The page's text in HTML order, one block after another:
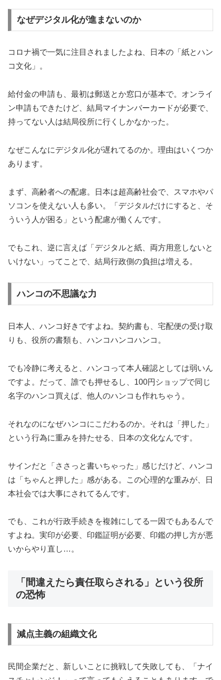
なぜデジタル化が進まないのか
コロナ禍で一気に注目されましたよね、日本の「紙とハン
コ文化」。
給付金の申請も、最初は郵送とか窓口が基本で。オンライ
ン申請もできたけど、結局マイナンバーカードが必要で、
持ってない人は結局役所に行くしかなかった。
なぜこんなにデジタル化が遅れてるのか。理由はいくつか
あります。
まず、高齢者への配慮。日本は超高齢社会で、スマホやパ
ソコンを使えない人も多い。「デジタルだけにすると、そ
ういう人が困る」という配慮が働くんです。
でもこれ、逆に言えば「デジタルと紙、両方用意しないと
いけない」ってことで、結局行政側の負担は増える。
ハンコの不思議な力
日本人、ハンコ好きですよね。契約書も、宅配便の受け取
りも、役所の書類も、ハンコハンコハンコ。
でも冷静に考えると、ハンコって本人確認としては弱いん
ですよ。だって、誰でも押せるし、100円ショップで同じ
名字のハンコ買えば、他人のハンコも作れちゃう。
それなのになぜハンコにこだわるのか。それは「押した」
という行為に重みを持たせる、日本の文化なんです。
サインだと「ささっと書いちゃった」感じだけど、ハンコ
は「ちゃんと押した」感がある。この心理的な重みが、日
本社会では大事にされてるんです。
でも、これが行政手続きを複雑にしてる一因でもあるんで
すよね。実印が必要、印鑑証明が必要、印鑑の押し方が悪
いからやり直し…。
「間違えたら責任取らされる」という役所
の恐怖
減点主義の組織文化
民間企業だと、新しいことに挑戦して失敗しても、「ナイ